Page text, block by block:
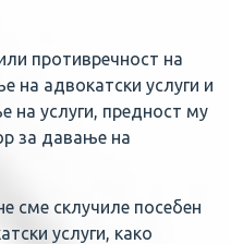
противречност на
на адвокатски услуги и
на услуги, предност му
за давање на
сме склучиле посебен
услуги, како